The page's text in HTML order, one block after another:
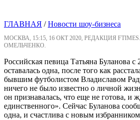
ГЛАВНАЯ /Новости шоу-бизнеса
МОСКВА, 15:15, 16 ОКТ 2020, РЕДАКЦИЯ
ОМЕЛЬЧЕНКО.
Российская певица Татьяна Буланова с
оставалась одна, после того как
бывшим футболистом Владиславом
ничего не было известно о личной
он признавалась, что еще не готова, и
единственного». Сейчас Буланова
одна, и счастлива с новым